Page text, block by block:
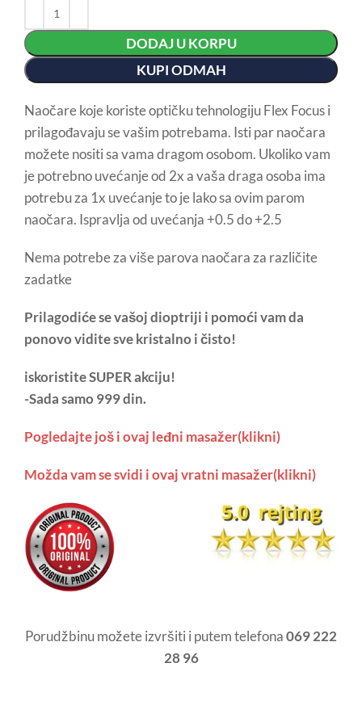
DODAJ U KORPU
KUPI ODMAH
Naočare koje koriste optičku tehnologiju Flex Focus i
prilagođavaju se vašim potrebama. Isti par naočara
možete nositi sa vama dragom osobom. Ukoliko vam
je potrebno uvećanje od 2x a vaša draga osoba ima
potrebu za 1x uvećanje to je lako sa ovim parom
naočara. Ispravlja od uvećanja +0.5 do +2.5
Nema potrebe za više parova naočara za različite
zadatke
Prilagodiće se vašoj dioptriji i pomoći vam da
ponovo vidite sve kristalno i čisto!
iskoristite SUPER akciju!
-Sada samo 999 din.
Pogledajte još i ovaj leđni masažer(klikni)
Možda vam se svidi i ovaj vratni masažer(klikni)
Porudžbinu možete izvršiti i putem telefona069 222
28 96